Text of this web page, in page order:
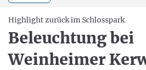
Highlight zurück im Schlosspark
Beleuchtung bei
Weinheimer